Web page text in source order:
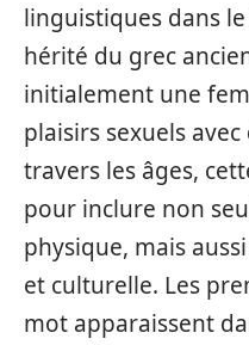
linguistiques dans
hérité du grec
initialement une
plaisirs sexuels avec
travers les âges,
pour inclure non
physique, mais
et culturelle. Les
mot apparaissent